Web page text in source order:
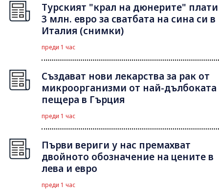
Турският "крал на дюнерите" плати
3 млн. евро за сватбата на сина си в
Италия (снимки)
преди 1 час
Създават нови лекарства за рак от
микроорганизми от най-дълбоката
пещера в Гърция
преди 1 час
Първи вериги у нас премахват
двойното обозначение на цените в
лева и евро
преди 1 час